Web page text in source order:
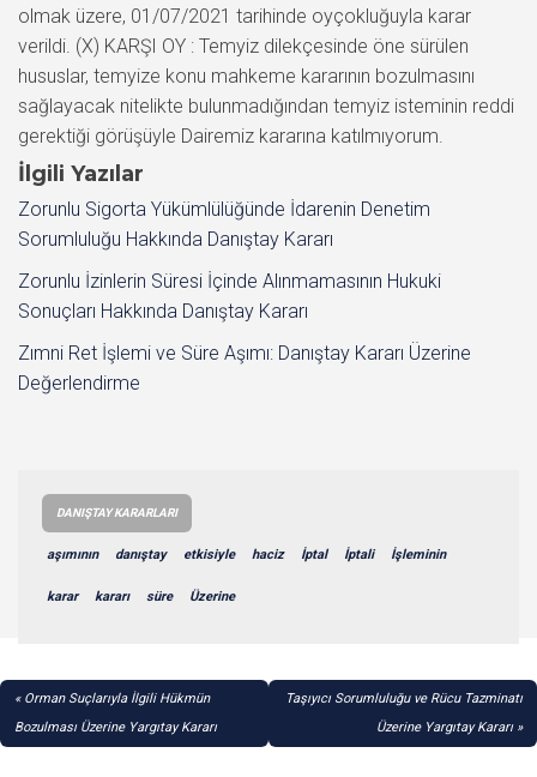
olmak üzere, 01/07/2021 tarihinde oyçokluğuyla karar
verildi. (X) KARŞI OY : Temyiz dilekçesinde öne sürülen
hususlar, temyize konu mahkeme kararının bozulmasını
sağlayacak nitelikte bulunmadığından temyiz isteminin reddi
gerektiği görüşüyle Dairemiz kararına katılmıyorum.
İlgili Yazılar
Zorunlu Sigorta Yükümlülüğünde İdarenin Denetim
Sorumluluğu Hakkında Danıştay Kararı
Zorunlu İzinlerin Süresi İçinde Alınmamasının Hukuki
Sonuçları Hakkında Danıştay Kararı
Zımni Ret İşlemi ve Süre Aşımı: Danıştay Kararı Üzerine
Değerlendirme
DANIŞTAY KARARLARI
aşımının danıştay etkisiyle haciz İptal İptali İşleminin
karar kararı süre Üzerine
YAZI
GEZINMESI
Orman Suçlarıyla İlgili Hükmün
Bozulması Üzerine Yargıtay Kararı
Taşıyıcı Sorumluluğu ve Rücu Tazminatı
Üzerine Yargıtay Kararı